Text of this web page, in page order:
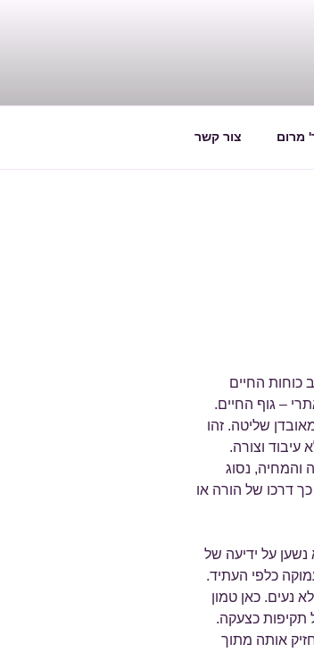
מרום צור קשר
כוחות החיים
– גוף החיים.
שליטה. זהו
וצורה.
והמחיה, נסוג
דרכו של הורה או
נשען על ידיעה של
כלפי העתיד.
נעים. כאן טמון
תקיפות כצעקה.
אותה מתוך